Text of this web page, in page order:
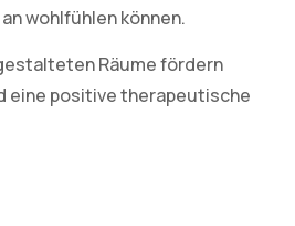
wohlfühlen können.
Räume fördern
eine positive therapeutische